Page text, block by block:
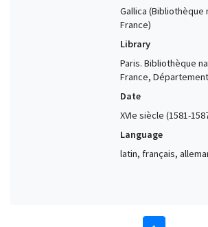
Gallica (Bibliothèque
France)
Library
Paris. Bibliothèque
France,
Date
XVIe siècle (1581-
Language
latin, français,